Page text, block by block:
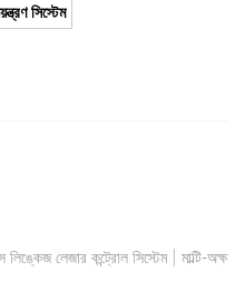
সিস্টেম
লিঙ্কেজ লেজার কন্ট্রোল সিস্টেম| মাল্টি-অক্ষ